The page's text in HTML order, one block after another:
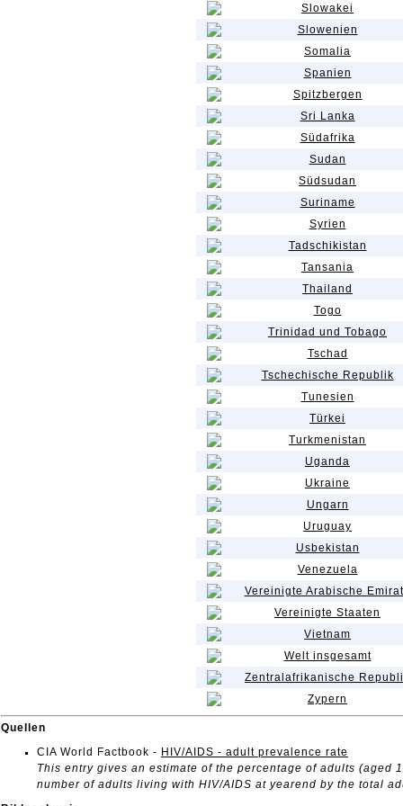
Slowakei
Slowenien
Somalia
Spanien
Spitzbergen
Sri Lanka
Südafrika
Sudan
Südsudan
Suriname
Syrien
Tadschikistan
Tansania
Thailand
Togo
Trinidad und Tobago
Tschad
Tschechische Republik
Tunesien
Türkei
Turkmenistan
Uganda
Ukraine
Ungarn
Uruguay
Usbekistan
Venezuela
Vereinigte Arabische
Vereinigte Staaten
Vietnam
Welt insgesamt
Zentralafrikanische
Zypern
Quellen
CIA World Factbook - HIV/AIDS - adult prevalence rate
This entry gives an estimate of the percentage of adults
number of adults living with HIV/AIDS at yearend by the total